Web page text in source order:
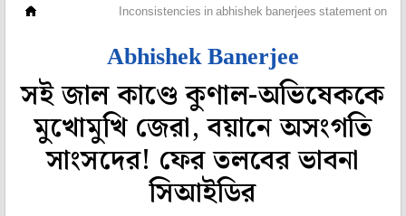
Inconsistencies in abhishek banerjees statement on
Abhishek Banerjee
সই জাল কাণ্ডে কুণাল-অভিষেককে
মুখোমুখি জেরা, বয়ানে অসংগতি
সাংসদের! ফের তলবের ভাবনা
সিআইডির